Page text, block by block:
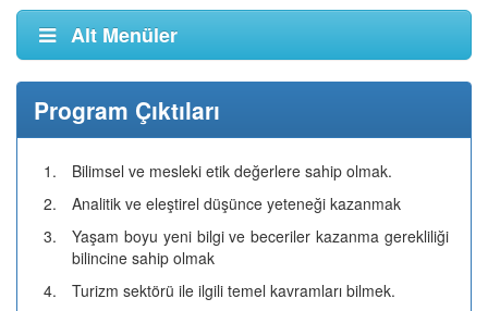
Alt Menüler
Program Çıktıları
1.
Bilimsel ve mesleki etik değerlere sahip olmak.
2.
Analitik ve eleştirel düşünce yeteneği kazanmak
3.
Yaşam boyu yeni bilgi ve beceriler kazanma gerekliliği
bilincine sahip olmak
4.
Turizm sektörü ile ilgili temel kavramları bilmek.